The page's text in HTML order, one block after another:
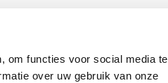
om functies voor social media te
over uw gebruik van onze